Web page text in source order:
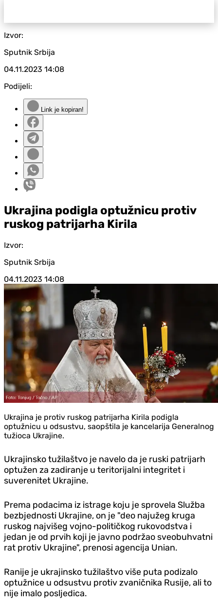
Izvor:
Sputnik Srbija
04.11.2023 14:08
Podijeli:
Link je kopiran!
Ukrajina podigla optužnicu protiv
ruskog patrijarha Kirila
Izvor:
Sputnik Srbija
04.11.2023 14:08
Ukrajina je protiv ruskog patrijarha Kirila podigla
optužnicu u odsustvu, saopštila je kancelarija Generalnog
tužioca Ukrajine.
Ukrajinsko tužilaštvo je navelo da je ruski patrijarh
optužen za zadiranje u teritorijalni integritet i
suverenitet Ukrajine.
Prema podacima iz istrage koju je sprovela Služba
bezbjednosti Ukrajine, on je "deo najužeg kruga
ruskog najvišeg vojno-političkog rukovodstva i
jedan je od prvih koji je javno podržao sveobuhvatni
rat protiv Ukrajine", prenosi agencija Unian.
Ranije je ukrajinsko tužilaštvo više puta podizalo
optužnice u odsustvu protiv zvaničnika Rusije, ali to
nije imalo posljedica.